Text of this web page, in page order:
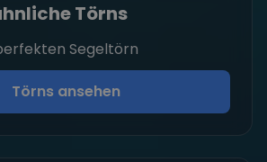
Törns
Segeltörn
Törns ansehen